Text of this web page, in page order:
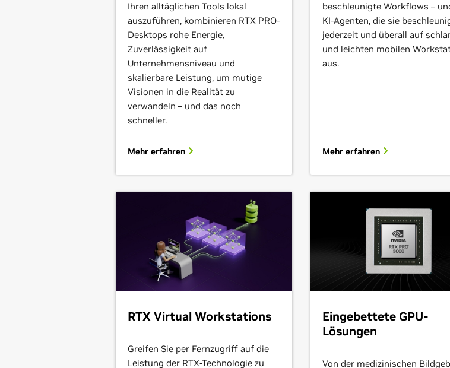
Ihren alltäglichen Tools lokal
auszuführen, kombinieren RTX PRO-
Desktops rohe Energie,
Zuverlässigkeit auf
Unternehmensniveau und
skalierbare Leistung, um mutige
Visionen in die Realität zu
verwandeln – und das noch
schneller.
Mehr erfahren
beschleunigte Workflows –
KI-Agenten, die sie
jederzeit und überall auf
und leichten mobilen
aus.
Mehr erfahren
RTX Virtual Workstations
Greifen Sie per Fernzugriff auf die
Leistung der RTX-Technologie zu
Eingebettete GPU-
Lösungen
Von der medizinischen